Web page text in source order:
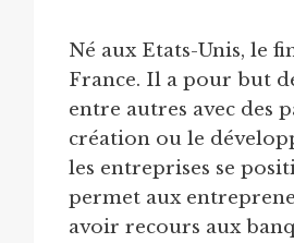
Né aux Etats-Unis, le
France. Il a pour but
entre autres avec des
création ou le
les entreprises se
permet aux
avoir recours aux